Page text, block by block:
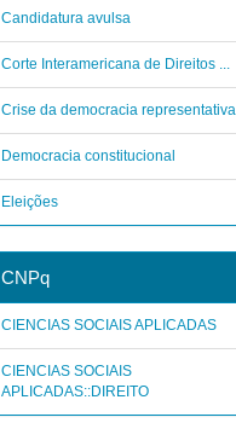
Candidatura avulsa
Corte Interamericana de Direitos ...
Crise da democracia representativa
Democracia constitucional
Eleições
CNPq
CIENCIAS SOCIAIS APLICADAS
CIENCIAS SOCIAIS
APLICADAS::DIREITO